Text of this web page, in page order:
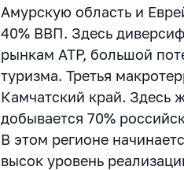
Амурскую область и
40% ВВП. Здесь
рынкам АТР, большой
туризма.Третья
Камчатский край. Здесь
добывается 70%
В этом регионе
высок уровень